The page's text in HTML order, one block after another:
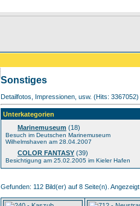
Sonstiges
Detailfotos, Impressionen, usw. (Hits: 3367052)
Unterkategorien
Marinemuseum (18)
Besuch im Deutschen Marinemuseum
Wilhelmshaven am 28.04.2007
COLOR FANTASY (39)
Besichtigung am 25.02.2005 im Kieler Hafen
Gefunden: 112 Bild(er) auf 8 Seite(n).